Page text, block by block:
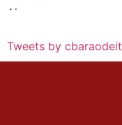
Tweets by